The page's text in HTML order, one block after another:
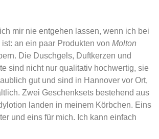
mir nie entgehen lassen, wenn ich bei
an ein paar Produkten von Molton
Die Duschgels, Duftkerzen und
sind nicht nur qualitativ hochwertig, sie
gut und sind in Hannover vor Ort,
Zwei Geschenksets bestehend aus
landen in meinem Körbchen. Eins
und eins für mich. Ich kann einfach